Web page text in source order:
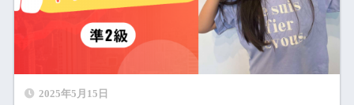
2025年5月15日